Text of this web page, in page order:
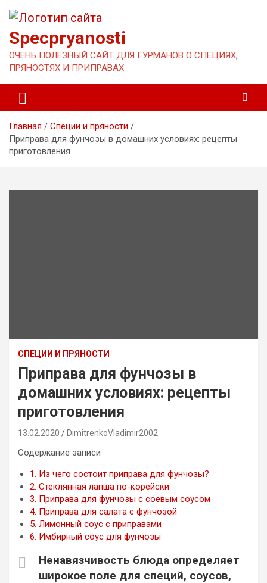
содержимому
Specpryanosti
ОЧЕНЬ ПОЛЕЗНЫЙ САЙТ ДЛЯ ГУРМАНОВ О СПЕЦИЯХ,
ПРЯНОСТЯХ И ПРИПРАВАХ
Главная
Специи и пряности
Приправа для фунчозы в домашних условиях: рецепты
приготовления
СПЕЦИИ И ПРЯНОСТИ
Приправа для фунчозы в
домашних условиях: рецепты
приготовления
13.02.2020 DimitrenkoVladimir2002
Содержание записи
1. Из чего состоит приправа для фунчозы?
2. Стеклянная лапша по-корейски
3. Приправа для фунчозы с соевым соусом
4. Приправа для салата с фунчозой
5. Лимонный соус с приправами
6. Имбирный соус для фунчозы
Ненавязчивость блюда определяет
широкое поле для специй, соусов,